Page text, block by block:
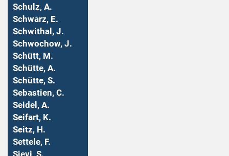
Schulz, A.
Schwarz, E.
Schwithal, J.
Schwochow, J.
Schütt, M.
Schütte, A.
Schütte, S.
Sebastien, C.
Seidel, A.
Seifart, K.
Seitz, H.
Settele, F.
Sievi, S.